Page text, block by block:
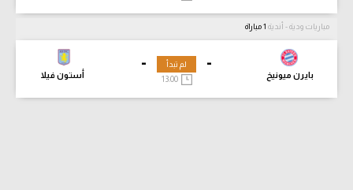
مباريات ودية - أندية
-
بايرن ميونيخ
-
أستون فيلا
لم تبدأ
13:00